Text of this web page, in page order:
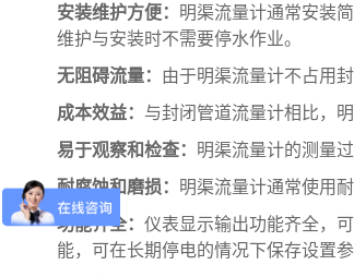
安装维护方便：
明渠流量计通常安装
维护与安装时不需要停水作业。
无阻碍流量： 由于明渠流量计不占用
成本效益： 与封闭管道流量计相比，
易于观察和检查：
明渠流量计的测量
耐腐蚀和磨损：
明渠流量计通常使用
功能齐全： 仪表显示输出功能齐全，
能，可在长期停电的情况下保存设置参